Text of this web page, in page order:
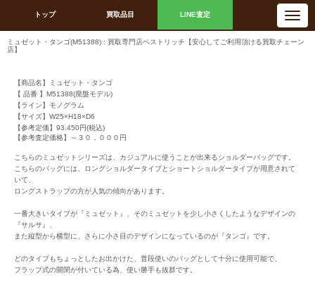
トップ 買取品目 LINE査定
N
a
v
ミュゼット・タンゴ(M51388) : 買取専門店ベストリッチ【安心してご利用頂ける買取チェーン
店】
【商品名】ミュゼット・タンゴ
【 品番 】M51388(廃盤モデル)
【ライン】モノグラム
【サイズ】W25×H18×D6
【参考定価】93.450円(税込)
【参考査定価格】～３０，０００円
こちらのミュゼットシリーズは、カジュアルに使うことが出来るショルダーバッグです。
こちらのバッグには、ロングショルダータイプとショートショルダータイプが用意されて
いて、
ロングストラップの方が人気の傾向があります。
一番大きいタイプが『ミュゼット』、そのミュゼットを少し小さくしたようなデザインの
『サルサ』、
また縦型から横型に、さらに小さ目のデザインになっているのが『タンゴ』です。
どのタイプもちょっとしたお出かけた、普段使いのバッグとして十分に使用可能で、
フラップ式の開閉が付いている為、使い勝手も抜群です。